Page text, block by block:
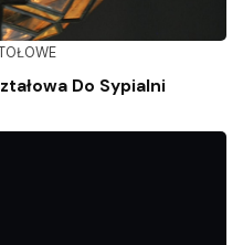
Do Sypialni